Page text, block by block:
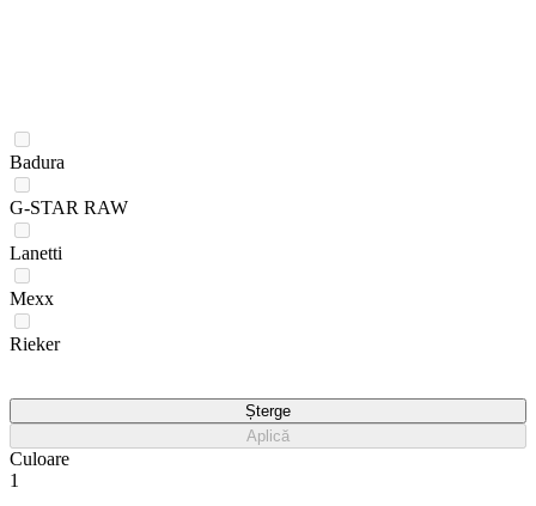
Badura
G-STAR RAW
Lanetti
Mexx
Rieker
Șterge
Aplică
Culoare
1